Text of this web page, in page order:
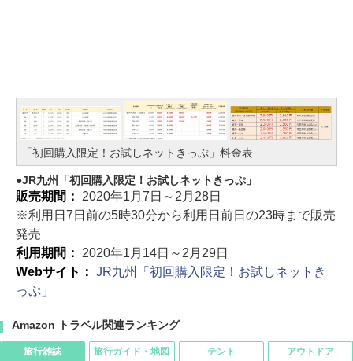
「初回購入限定！お試しネットきっぷ」料金表
JR九州「初回購入限定！お試しネットきっぷ」
販売期間： 2020年1月7日～2月28日
※利用日7日前の5時30分から利用日前日の23時まで販売
発売
利用期間： 2020年1月14日～2月29日
Webサイト： JR九州「初回購入限定！お試しネットき
っぷ」
Amazon トラベル関連ランキング
旅行雑誌 旅行ガイド・地図 テント アウトドア